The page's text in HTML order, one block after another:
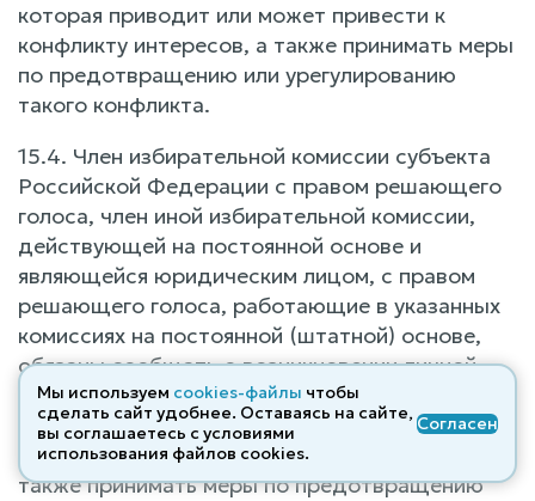
которая приводит или может привести к
конфликту интересов, а также принимать меры
по предотвращению или урегулированию
такого конфликта.
15.4. Член избирательной комиссии субъекта
Российской Федерации с правом решающего
голоса, член иной избирательной комиссии,
действующей на постоянной основе и
являющейся юридическим лицом, с правом
решающего голоса, работающие в указанных
комиссиях на постоянной (штатной) основе,
обязаны сообщать о возникновении личной
заинтересованности при исполнении
должностных обязанностей, которая приводит
или может привести к конфликту интересов, а
также принимать меры по предотвращению
Мы используем cookies-файлы чтобы
сделать сайт удобнее. Оставаясь на сайте,
вы соглашаетесь с условиями
использования файлов cооkies.
Согласен